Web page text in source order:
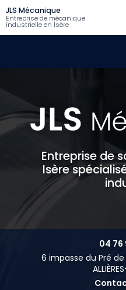
Aller
au
contenu
principal
JLS Mécanique
Entreprise de mécanique
industrielle en Isère
Entreprise de
Isère
04 76
6 impasse du Pré